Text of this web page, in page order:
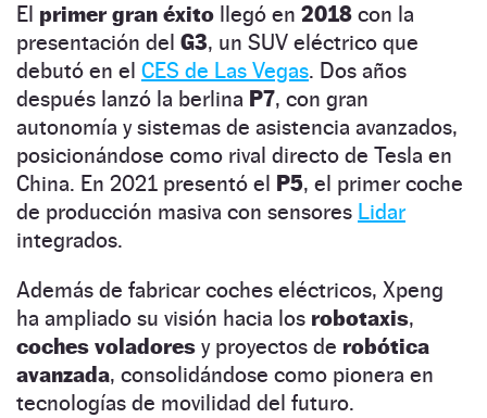
El primer gran éxito llegó en 2018 con la
presentación del G3, un SUV eléctrico que
debutó en el CES de Las Vegas. Dos años
después lanzó la berlina P7, con gran
autonomía y sistemas de asistencia avanzados,
posicionándose como rival directo de Tesla en
China. En 2021 presentó el P5, el primer coche
de producción masiva con sensores Lidar
integrados.
Además de fabricar coches eléctricos, Xpeng
ha ampliado su visión hacia los robotaxis,
coches voladores y proyectos de robótica
avanzada, consolidándose como pionera en
tecnologías de movilidad del futuro.